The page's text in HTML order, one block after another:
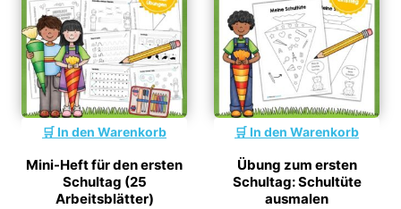
In den Warenkorb
Mini-Heft für den ersten
Schultag (25
Arbeitsblätter)
In den Warenkorb
Übung zum ersten
Schultag: Schultüte
ausmalen